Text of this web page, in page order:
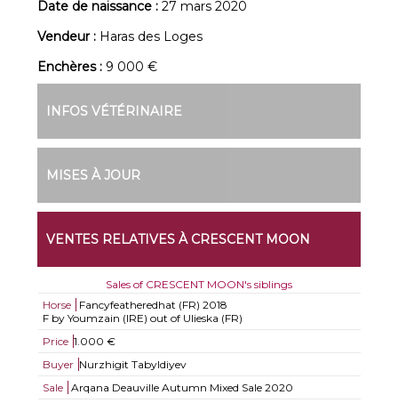
Date de naissance :27 mars 2020
Vendeur : Haras des Loges
Enchères : 9 000 €
INFOS VÉTÉRINAIRE
MISES À JOUR
VENTES RELATIVES À CRESCENT MOON
Sales of CRESCENT MOON's siblings
Horse
Fancyfeatheredhat (FR) 2018
F by Youmzain (IRE) out of Ulieska (FR)
Price 1.000 €
Buyer Nurzhigit Tabyldiyev
Sale
Arqana Deauville Autumn Mixed Sale 2020